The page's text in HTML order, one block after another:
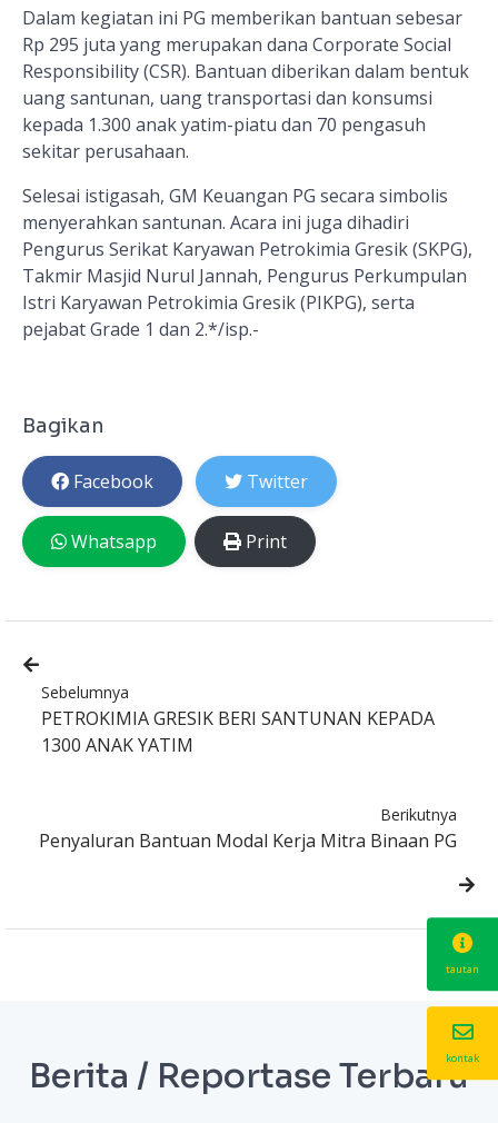
Dalam kegiatan ini PG memberikan bantuan sebesar
Rp 295 juta yang merupakan dana Corporate Social
Responsibility(CSR). Bantuan diberikan dalam bentuk
uang santunan, uang transportasi dan konsumsi
kepada 1.300 anak yatim-piatu dan 70 pengasuh
sekitar perusahaan.
Selesai istigasah, GM Keuangan PG secara simbolis
menyerahkan santunan. Acara ini juga dihadiri
Pengurus Serikat Karyawan Petrokimia Gresik (SKPG),
Takmir Masjid Nurul Jannah, Pengurus Perkumpulan
Istri Karyawan Petrokimia Gresik (PIKPG), serta
pejabat Grade 1 dan 2.*/isp.-
Bagikan
Facebook Twitter
Whatsapp Print
Sebelumnya
PETROKIMIA GRESIK BERI SANTUNAN KEPADA
1300 ANAK YATIM
Berikutnya
Penyaluran Bantuan Modal Kerja Mitra Binaan PG
Berita / Reportase Terbaru
tautan
kontak